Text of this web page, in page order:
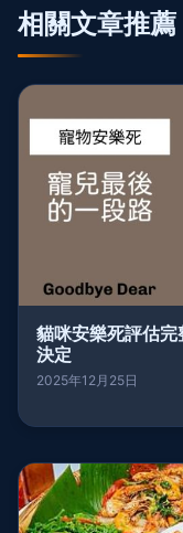
相關文章推薦
貓咪安樂死評估
決定
2025年12月25日